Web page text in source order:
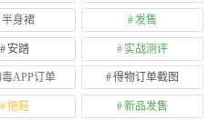
半身裙 发售
安踏 实战测评
APP订单 得物订单截图
拖鞋 新品发售